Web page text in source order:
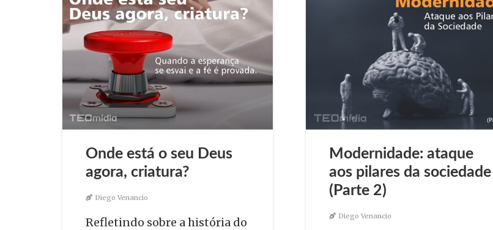
Onde está o seu Deus
agora, criatura?
Diego Venancio
Refletindo sobre a história do
Modernidade: ataque
aos pilares da sociedade
(Parte 2)
Diego Venancio